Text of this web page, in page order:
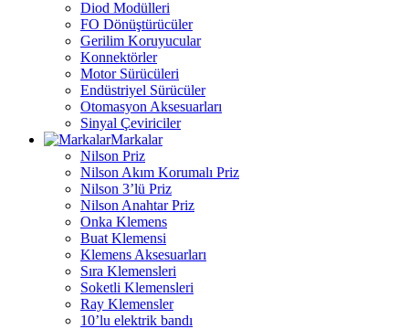
Diod Modülleri
FO Dönüştürücüler
Gerilim Koruyucular
Konnektörler
Motor Sürücüleri
Endüstriyel Sürücüler
Otomasyon Aksesuarları
Sinyal Çeviriciler
Markalar
Nilson Priz
Nilson Akım Korumalı Priz
Nilson 3’lü Priz
Nilson Anahtar Priz
Onka Klemens
Buat Klemensi
Klemens Aksesuarları
Sıra Klemensleri
Soketli Klemensleri
Ray Klemensler
10’lu elektrik bandı